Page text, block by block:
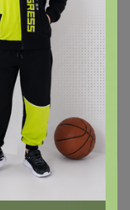
вопрос
на сайте